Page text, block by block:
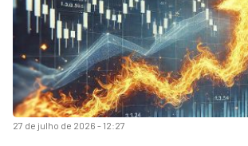
27 de julho de 2026 - 12:27